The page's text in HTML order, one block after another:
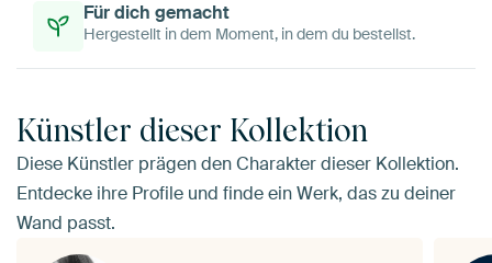
Für dich gemacht
Hergestellt in dem Moment, in dem du bestellst.
Künstler dieser Kollektion
Diese Künstler prägen den Charakter dieser Kollektion.
Entdecke ihre Profile und finde ein Werk, das zu deiner
Wand passt.